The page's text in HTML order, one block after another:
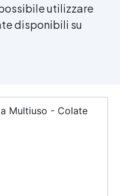
utilizzare
disponibili su